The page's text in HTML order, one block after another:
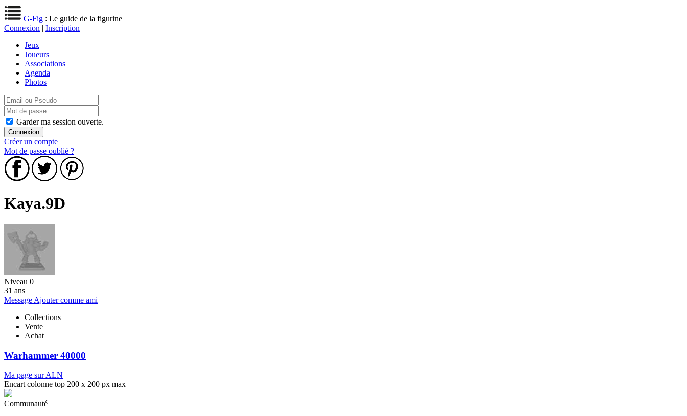
G-Fig : Le guide de la figurine
Connexion | Inscription
Jeux
Joueurs
Associations
Agenda
Photos
Garder ma session ouverte.
Créer un compte
Mot de passe oublié ?
Kaya.9D
Niveau 0
31 ans
Message Ajouter comme ami
Collections
Vente
Achat
Warhammer 40000
Ma page sur ALN
Encart colonne top 200 x 200 px max
Communauté